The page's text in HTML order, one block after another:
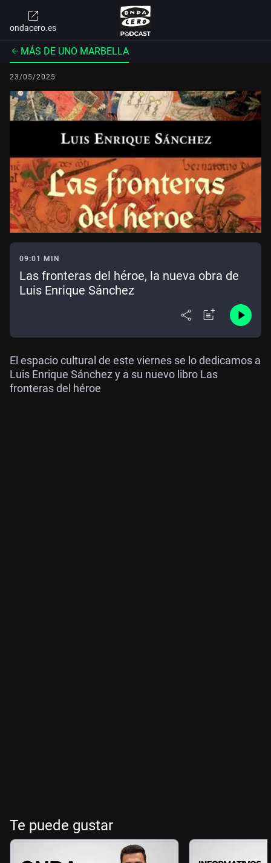
ondacero.es
MÁS DE UNO MARBELLA
23/05/2025
09:01 MIN
Las fronteras del héroe, la nueva obra de
Luis Enrique Sánchez
El espacio cultural de este viernes se lo dedicamos a
Luis Enrique Sánchez y a su nuevo libro Las
fronteras del héroe
Te puede gustar